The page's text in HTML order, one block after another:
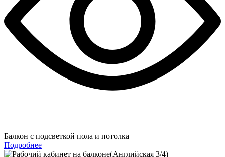
Балкон с подсветкой пола и потолка
Подробнее